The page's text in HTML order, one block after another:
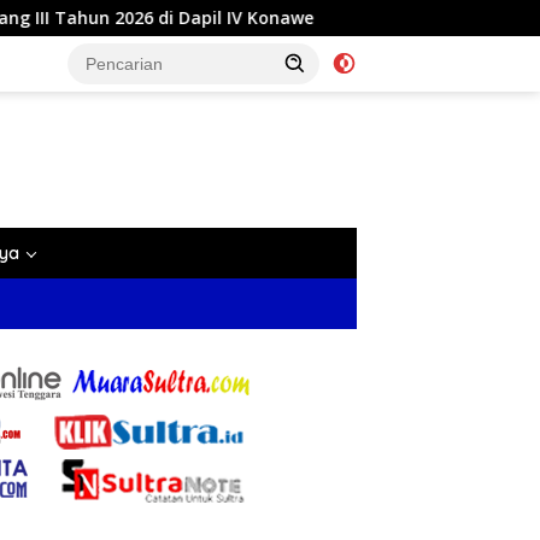
IV Konawe Reses di Labela, Anggota DPRD